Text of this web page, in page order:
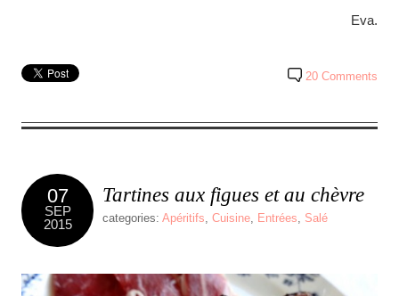
Eva.
20 Comments
07
SEP
2015
Tartines aux figues et au chèvre
categories: Apéritifs, Cuisine, Entrées, Salé